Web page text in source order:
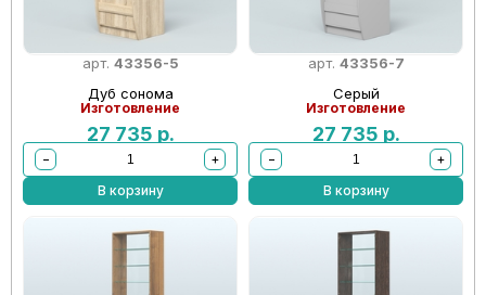
арт. 43356-5
Дуб сонома
Изготовление
27 735 р.
−
+
В корзину
арт. 43356-7
Серый
Изготовление
27 735 р.
−
+
В корзину